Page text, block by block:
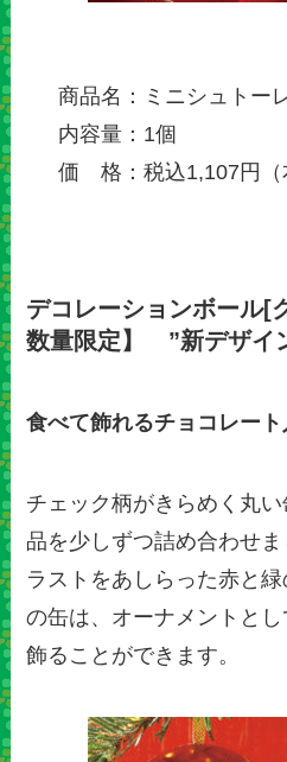
商品名：ミニシュトー
内容量：1個
価 格：税込1,107円（
デコレーションボール[
数量限定】 ”新デザイ
食べて飾れるチョコレー
チェック柄がきらめく丸
品を少しずつ詰め合わせ
ラストをあしらった赤と
の缶は、オーナメントと
飾ることができます。